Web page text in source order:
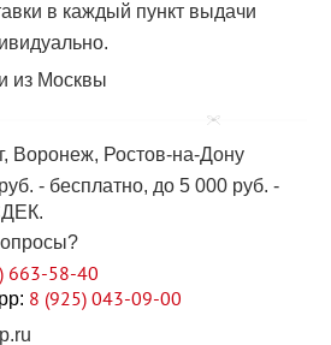
в каждый пункт выдачи
из Москвы
Воронеж, Ростов-на-Дону
- бесплатно, до 5 000 руб. -
663-58-40
8 (925) 043-09-00